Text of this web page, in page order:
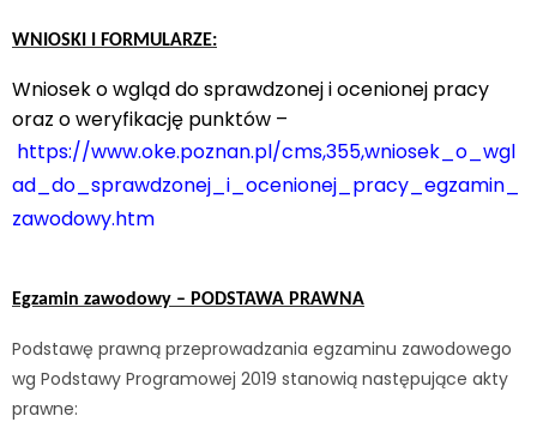
WNIOSKI I FORMULARZE:
Wniosek o wgląd do sprawdzonej i ocenionej pracy
oraz o weryfikację punktów –
https://www.oke.poznan.pl/cms,355,wniosek_o_wgl
ad_do_sprawdzonej_i_ocenionej_pracy_egzamin_
zawodowy.htm
Egzamin zawodowy – PODSTAWA PRAWNA
Podstawę prawną przeprowadzania egzaminu zawodowego
wg Podstawy Programowej 2019 stanowią następujące akty
prawne: